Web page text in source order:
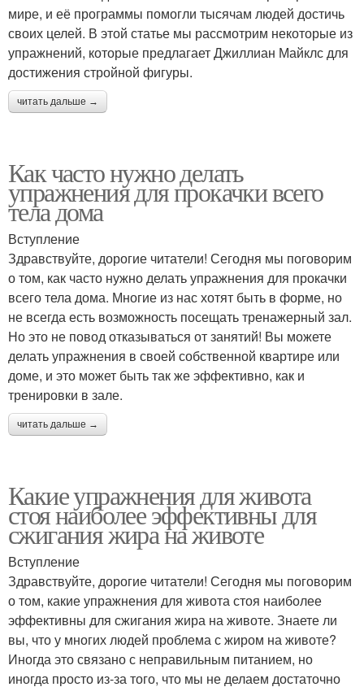
мире, и её программы помогли тысячам людей достичь
своих целей. В этой статье мы рассмотрим некоторые из
упражнений, которые предлагает Джиллиан Майклс для
достижения стройной фигуры.
читать дальше →
Как часто нужно делать
упражнения для прокачки всего
тела дома
Вступление
Здравствуйте, дорогие читатели! Сегодня мы поговорим
о том, как часто нужно делать упражнения для прокачки
всего тела дома. Многие из нас хотят быть в форме, но
не всегда есть возможность посещать тренажерный зал.
Но это не повод отказываться от занятий! Вы можете
делать упражнения в своей собственной квартире или
доме, и это может быть так же эффективно, как и
тренировки в зале.
читать дальше →
Какие упражнения для живота
стоя наиболее эффективны для
сжигания жира на животе
Вступление
Здравствуйте, дорогие читатели! Сегодня мы поговорим
о том, какие упражнения для живота стоя наиболее
эффективны для сжигания жира на животе. Знаете ли
вы, что у многих людей проблема с жиром на животе?
Иногда это связано с неправильным питанием, но
иногда просто из-за того, что мы не делаем достаточно